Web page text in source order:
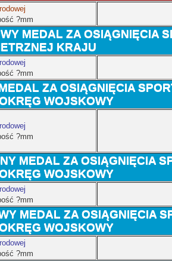
?mm
MEDAL ZA OSIĄGNIĘCIA
KRAJU
?mm
ZA OSIĄGNIĘCIA
WOJSKOWY
?mm
MEDAL ZA OSIĄGNIĘCIA
WOJSKOWY
?mm
MEDAL ZA OSIĄGNIĘCIA
WOJSKOWY
?mm